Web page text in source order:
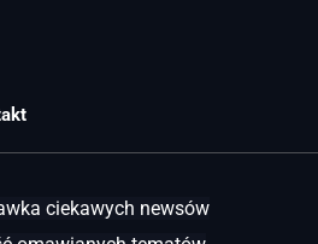
ciekawych newsów